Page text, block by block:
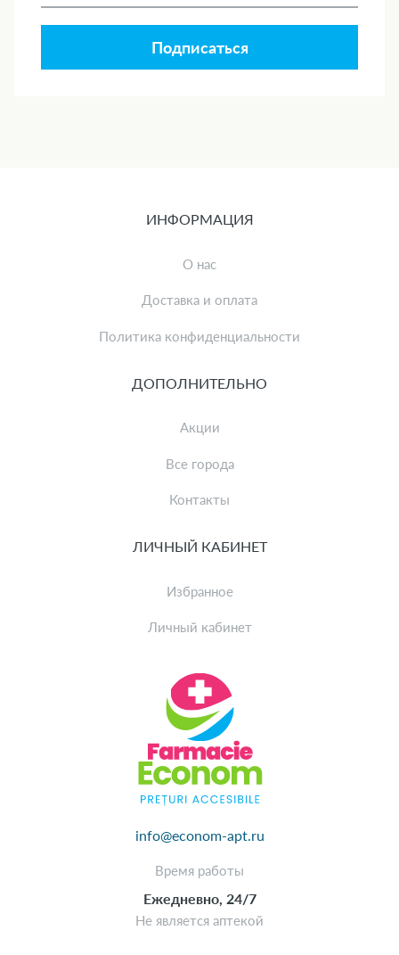
Подписаться
info@econom-apt.ru
Время работы
Ежедневно, 24/7
Не является аптекой
ИНФОРМАЦИЯ
О нас
Доставка и оплата
Политика конфиденциальности
ДОПОЛНИТЕЛЬНО
Акции
Все города
Контакты
ЛИЧНЫЙ КАБИНЕТ
Избранное
Личный кабинет